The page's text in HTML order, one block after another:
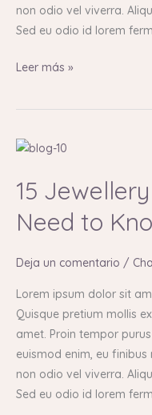
non odio vel viverra.
Sed eu odio id lorem
Leer más »
15
Need to
Deja un comentario /
Lorem ipsum dolor sit
Quisque pretium mollis
amet. Proin tempor
euismod enim, eu
non odio vel viverra.
Sed eu odio id lorem
15
Style
You
to
Know